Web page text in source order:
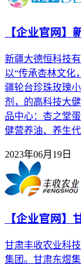
【企业官网】
新疆大德恒科技
以“传承杏林文化
疆轮台珍珠玫瑰
剂，的高科技大
品中心：杏之堂
健营养油、养生代
2023年06月19
【企业官网】
甘肃丰收农业科
集团。甘肃东煜